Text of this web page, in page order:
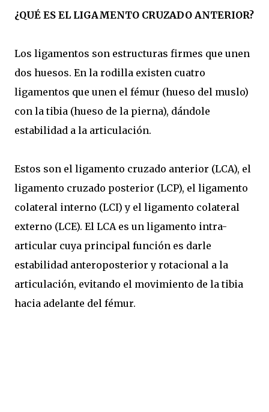
¿QUÉ ES EL LIGAMENTO CRUZADO ANTERIOR?
Los ligamentos son estructuras firmes que unen
dos huesos. En la rodilla existen cuatro
ligamentos que unen el fémur (hueso del muslo)
con la tibia (hueso de la pierna), dándole
estabilidad a la articulación.
Estos son el ligamento cruzado anterior (LCA), el
ligamento cruzado posterior (LCP), el ligamento
colateral interno (LCI) y el ligamento colateral
externo (LCE). El LCA es un ligamento intra-
articular cuya principal función es darle
estabilidad anteroposterior y rotacional a la
articulación, evitando el movimiento de la tibia
hacia adelante del fémur.